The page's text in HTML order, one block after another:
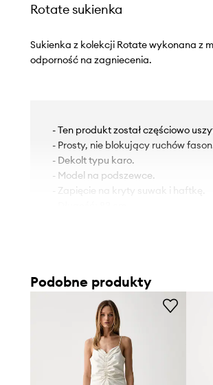
Rotate sukienka
Sukienka z kolekcji Rotate wykonana z
odporność na zagniecenia.
- Ten produkt został częściowo
- Prosty, nie blokujący ruchów
- Dekolt typu karo.
- Model na podszewce.
- Zapięcie na kryty suwak i haftkę.
Podobne produkty